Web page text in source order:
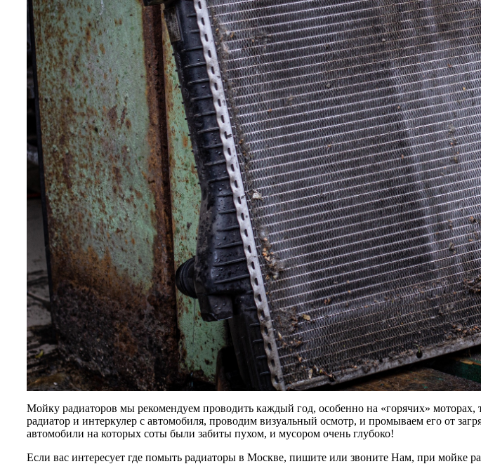
Мойку радиаторов мы рекомендуем проводить каждый год, особенно на «горячих»
радиатор и интеркулер с автомобиля, проводим визуальный осмотр, и промываем его от
автомобили на которых соты были забиты пухом, и мусором очень глубоко!
Если вас интересует где помыть радиаторы в Москве, пишите или звоните Нам, при мойке